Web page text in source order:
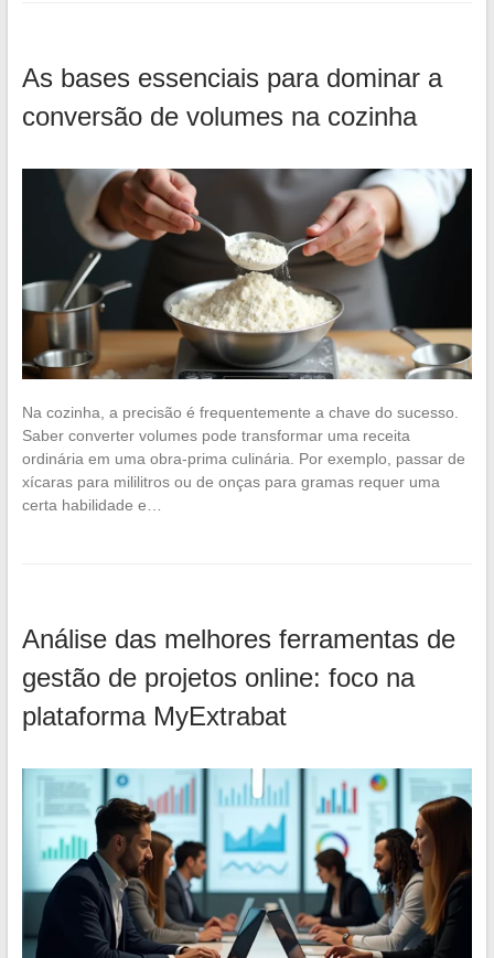
As bases essenciais para dominar a
conversão de volumes na cozinha
Na cozinha, a precisão é frequentemente a chave do sucesso.
Saber converter volumes pode transformar uma receita
ordinária em uma obra-prima culinária. Por exemplo, passar de
xícaras para mililitros ou de onças para gramas requer uma
certa habilidade e…
Análise das melhores ferramentas de
gestão de projetos online: foco na
plataforma MyExtrabat